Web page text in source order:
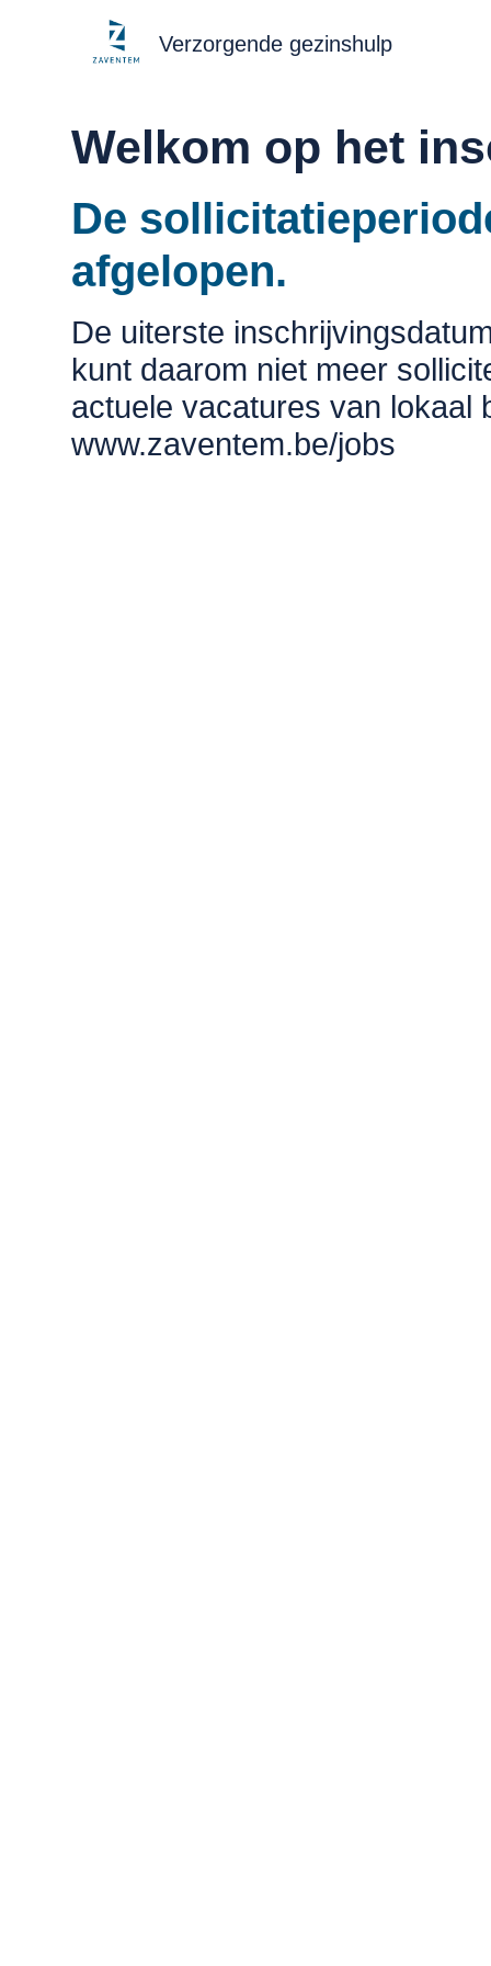
Verzorgende gezinshulp
Welkom op het
De
afgelopen.
De uiterste
kunt daarom niet meer
actuele vacatures van lokaal
www.zaventem.be/jobs